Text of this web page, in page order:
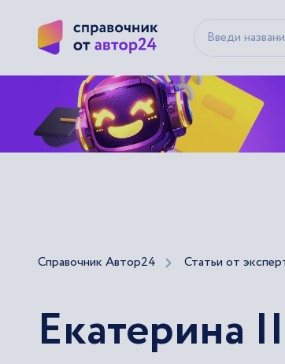
Справочник Автор24 Статьи от
Екатерина